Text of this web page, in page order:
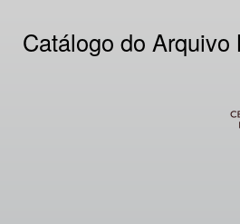
Catálogo do